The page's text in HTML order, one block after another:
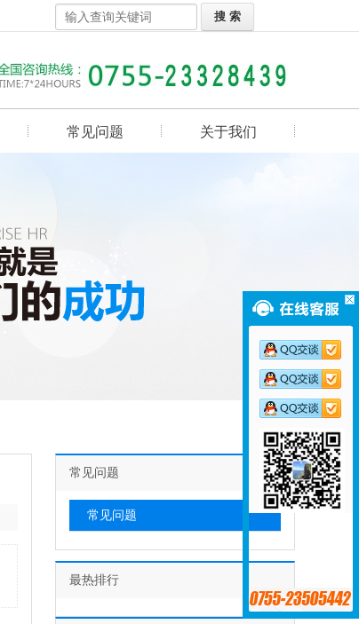
常见问题 关于我们
常见问题
常见问题
最热排行